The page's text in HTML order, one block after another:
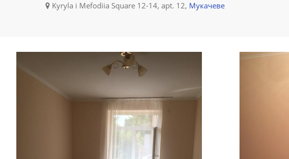
Kyryla i Mefodiia Square 12-14, apt. 12, Мукачеве